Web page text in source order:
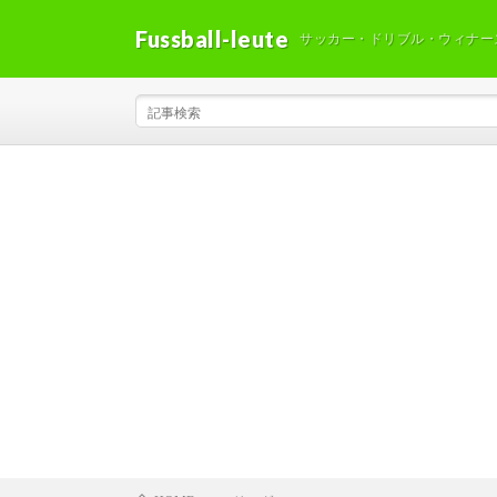
Fussball-leute サッカー・ドリブル・ウィナ